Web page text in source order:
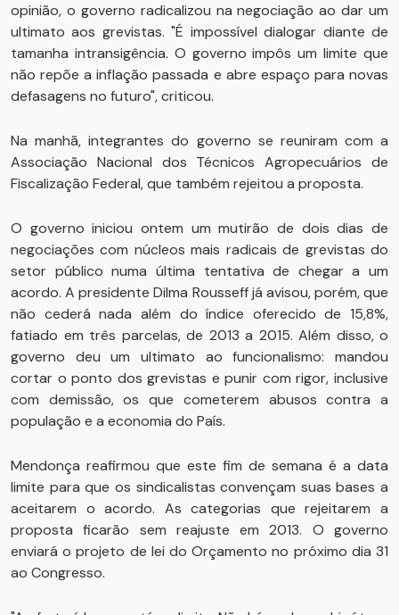
opinião, o governo radicalizou na negociação ao dar um
ultimato aos grevistas. "É impossível dialogar diante de
tamanha intransigência. O governo impôs um limite que
não repõe a inflação passada e abre espaço para novas
defasagens no futuro", criticou.
Na manhã, integrantes do governo se reuniram com a
Associação Nacional dos Técnicos Agropecuários de
Fiscalização Federal, que também rejeitou a proposta.
O governo iniciou ontem um mutirão de dois dias de
negociações com núcleos mais radicais de grevistas do
setor público numa última tentativa de chegar a um
acordo. A presidente Dilma Rousseff já avisou, porém, que
não cederá nada além do índice oferecido de 15,8%,
fatiado em três parcelas, de 2013 a 2015. Além disso, o
governo deu um ultimato ao funcionalismo: mandou
cortar o ponto dos grevistas e punir com rigor, inclusive
com demissão, os que cometerem abusos contra a
população e a economia do País.
Mendonça reafirmou que este fim de semana é a data
limite para que os sindicalistas convençam suas bases a
aceitarem o acordo. As categorias que rejeitarem a
proposta ficarão sem reajuste em 2013. O governo
enviará o projeto de lei do Orçamento no próximo dia 31
ao Congresso.